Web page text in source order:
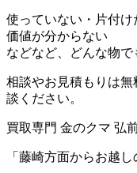
使っていない・片付
価値が分からない
などなど、どんな物で
相談やお見積もりは
談ください。
買取専門 金のクマ 弘
「藤崎方面からお越し